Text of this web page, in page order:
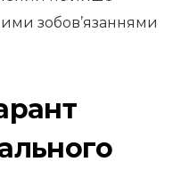
зобов’язаннями